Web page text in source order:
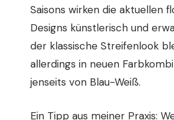
Saisons wirken die aktuellen
Designs künstlerisch und
der klassische Streifenlook
allerdings in neuen
jenseits von Blau-Weiß.
Ein Tipp aus meiner Praxis: